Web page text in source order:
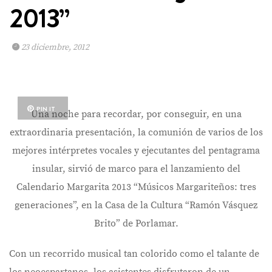
2013”
23 diciembre, 2012
PIN IT
Una noche para recordar, por conseguir, en una
extraordinaria presentación, la comunión de varios de los
mejores intérpretes vocales y ejecutantes del pentagrama
insular, sirvió de marco para el lanzamiento del
Calendario Margarita 2013 “Músicos Margariteños: tres
generaciones”, en la Casa de la Cultura “Ramón Vásquez
Brito” de Porlamar.
Con un recorrido musical tan colorido como el talante de